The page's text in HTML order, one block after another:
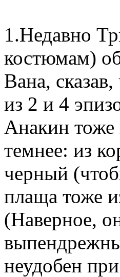
1.Недавно
костюмам)
Вана,
из 2 и 4
Анакин тоже
темнее: из
черный
плаща тоже
(Наверное,
неудобен